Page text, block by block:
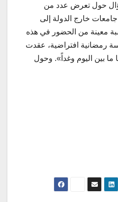
حول تعرض عدد من
خارج الدولة إلى
معينة من الحضور في هذه
رمضانية افتراضية، عقدت
ما بين اليوم وغداً». وحول